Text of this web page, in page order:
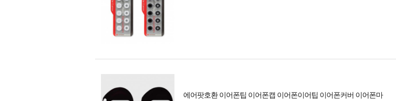
에어팟호환 이어폰팁 이어폰캡 이어폰이어팁 이어폰커버 이어폰마